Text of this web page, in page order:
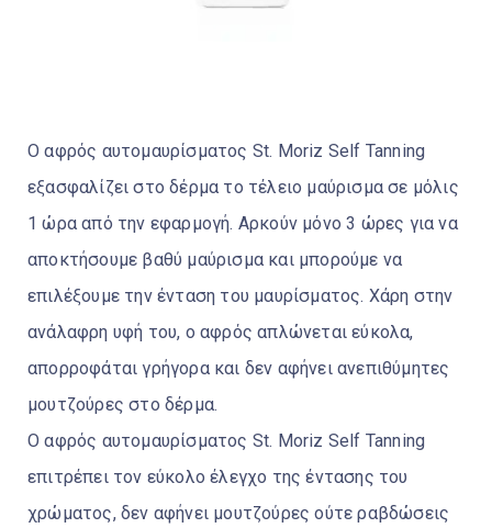
Ο αφρός αυτομαυρίσματος St. Moriz Self Tanning
εξασφαλίζει στο δέρμα το τέλειο μαύρισμα σε μόλις
1 ώρα από την εφαρμογή. Αρκούν μόνο 3 ώρες για να
αποκτήσουμε βαθύ μαύρισμα και μπορούμε να
επιλέξουμε την ένταση του μαυρίσματος. Χάρη στην
ανάλαφρη υφή του, ο αφρός απλώνεται εύκολα,
απορροφάται γρήγορα και δεν αφήνει ανεπιθύμητες
μουτζούρες στο δέρμα.
Ο αφρός αυτομαυρίσματος St. Moriz Self Tanning
επιτρέπει τον εύκολο έλεγχο της έντασης του
χρώματος, δεν αφήνει μουτζούρες ούτε ραβδώσεις